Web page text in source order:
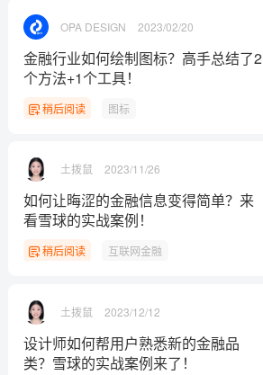
OPA DESIGN 2023/02/20
金融行业如何绘制图标？高手总结了2
个方法+1个工具！
稍后阅读 图标
土拨鼠 2023/11/26
如何让晦涩的金融信息变得简单？来
看雪球的实战案例！
稍后阅读 互联网金融
土拨鼠 2023/12/12
设计师如何帮用户熟悉新的金融品
类？雪球的实战案例来了！